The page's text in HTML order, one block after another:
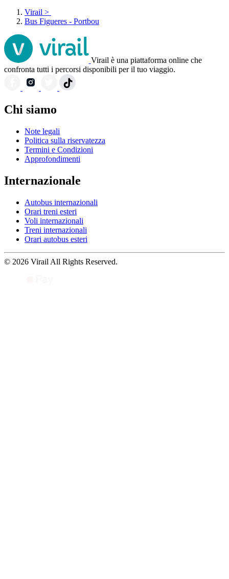
Virail >
Bus Figueres - Portbou
Virail è una piattaforma online che
confronta tutti i percorsi disponibili per il tuo viaggio.
Chi siamo
Note legali
Politica sulla riservatezza
Termini e Condizioni
Approfondimenti
Internazionale
Autobus internazionali
Orari treni esteri
Voli internazionali
Treni internazionali
Orari autobus esteri
© 2026 Virail All Rights Reserved.